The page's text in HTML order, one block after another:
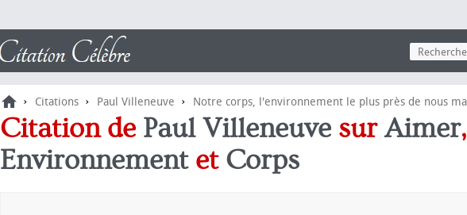
› Citations › Paul Villeneuve › Notre corps, l'environnement le plus près de nous
Citation de Paul Villeneuve surAimer,
Environnementet Corps